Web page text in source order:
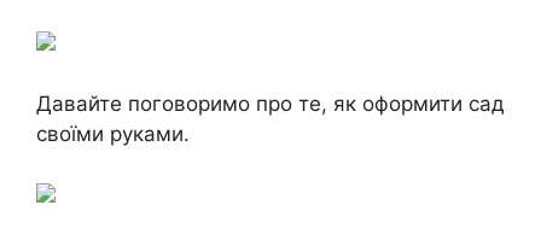
Давайте поговоримо про те, як оформити сад
своїми руками.